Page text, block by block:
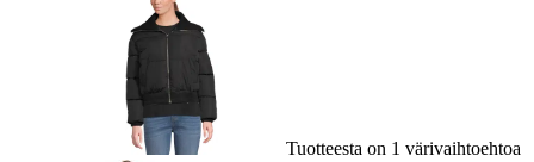
Tuotteesta on 1 värivaihtoehtoa